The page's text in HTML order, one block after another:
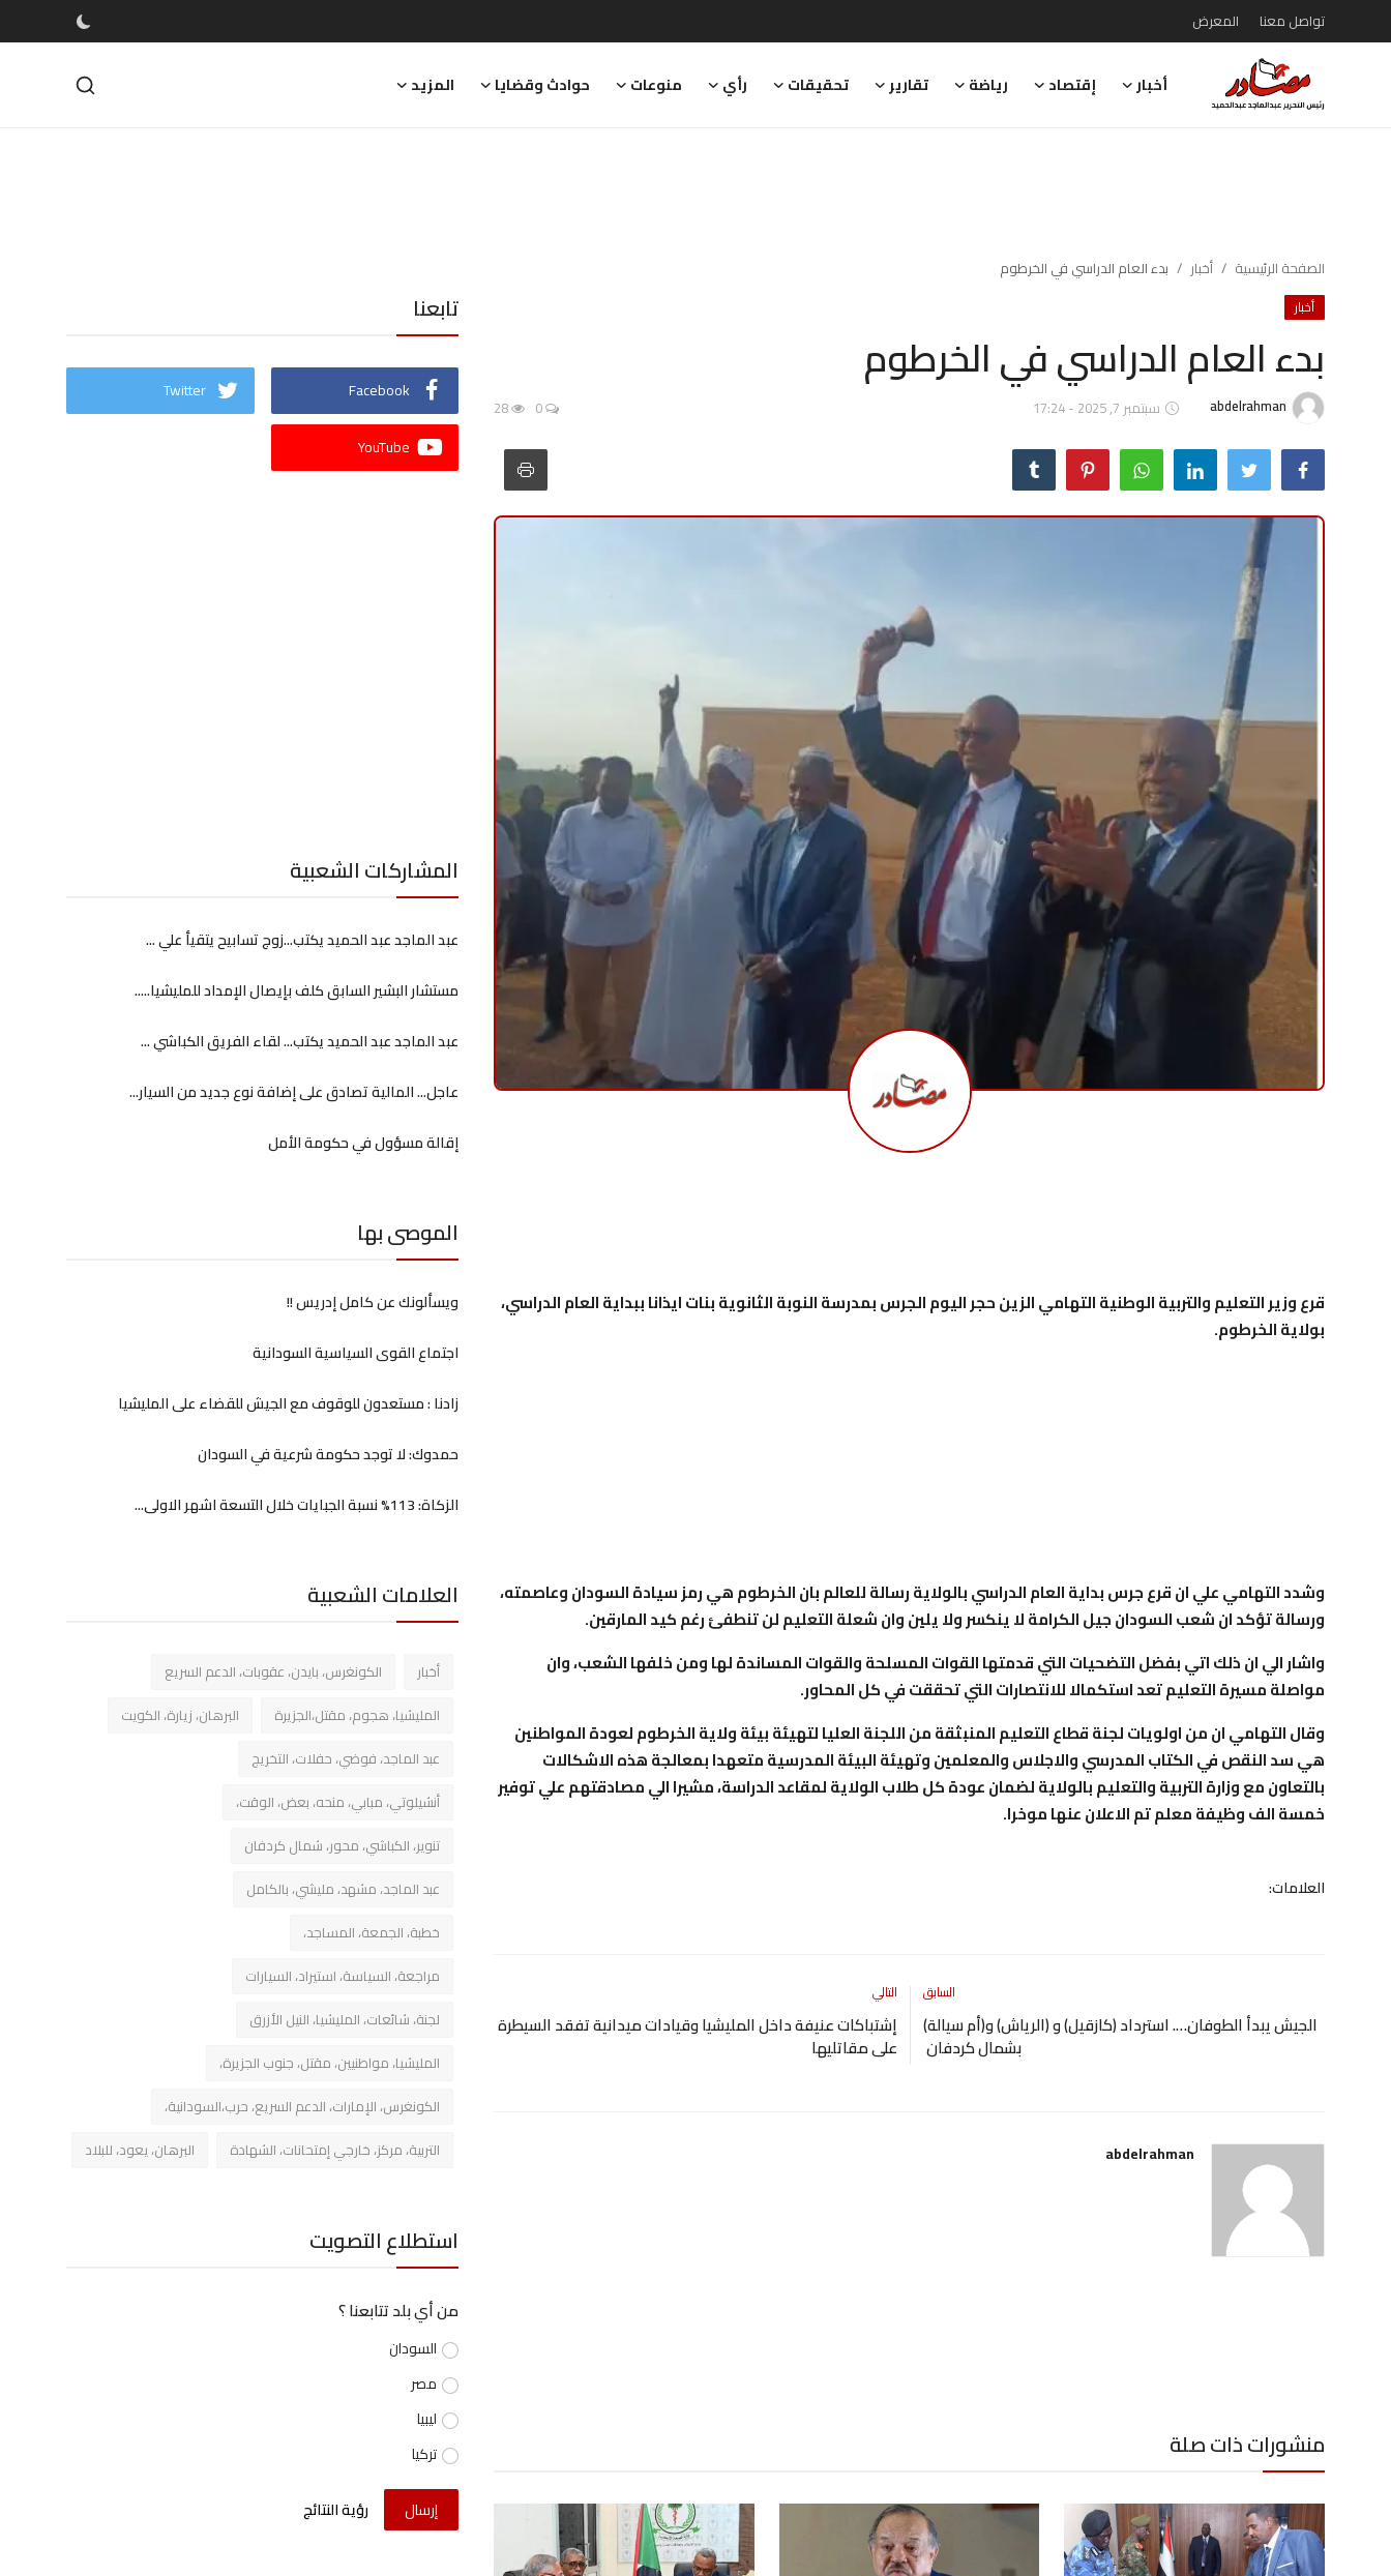
تواصل معنا المعرض
أخبار إقتصاد رياضة تقارير تحقيقات رأي منوعات حوادث وقضايا المزيد
تحقيقات
الصفحة الرئيسية أخبار بدء العام الدراسي في الخرطوم
أخبار
بدء العام الدراسي في الخرطوم
abdelrahman سبتمبر 7, 2025 - 17:24 0
28
قرع وزير التعليم والتربية الوطنية التهامي الزين حجر اليوم الجرس بمدرسة النوبة الثانوية بنات ايذانا ببداية العام الدراسي،
بولاية الخرطوم.
وشدد التهامي علي ان قرع جرس بداية العام الدراسي بالولاية رسالة للعالم بان الخرطوم هي رمز سيادة السودان وعاصمته،
ورسالة تؤكد ان شعب السودان جيل الكرامة لا ينكسر ولا يلين وان شعلة التعليم لن تنطفئ رغم كيد المارقين.
واشار الي ان ذلك اتي بفضل التضحيات التي قدمتها القوات المسلحة والقوات المساندة لها ومن خلفها الشعب، وان
مواصلة مسيرة التعليم تعد استكمالا للانتصارات التي تحققت في كل المحاور.
وقال التهامي ان من اولويات لجنة قطاع التعليم المنبثقة من اللجنة العليا لتهيئة بيئة ولاية الخرطوم لعودة المواطنين
هي سد النقص في الكتاب المدرسي والاجلاس والمعلمين وتهيئة البيئة المدرسية متعهدا بمعالجة هذه الاشكالات
بالتعاون مع وزارة التربية والتعليم بالولاية لضمان عودة كل طلاب الولاية لمقاعد الدراسة، مشيرا الي مصادقتهم علي توفير
خمسة الف وظيفة معلم تم الاعلان عنها موخرا.
العلامات:
السابق
الجيش يبدأ الطوفان…. استرداد (كازقيل) و (الرياش) و(أم سيالة)
بشمال كردفان
التالي
إشتباكات عنيفة داخل المليشيا وقيادات ميدانية تفقد السيطرة
على مقاتليها
abdelrahman
منشورات ذات صلة
تابعنا
Facebook
Twitter
YouTube
المشاركات الشعبية
عبد الماجد عبد الحميد يكتب...زوج تسابيح يتقيأ علي ...
مستشار البشير السابق كلف بإيصال الإمداد للمليشيا.....
عبد الماجد عبد الحميد يكتب... لقاء الفريق الكباشي ...
عاجل... المالية تصادق على إضافة نوع جديد من السيار...
إقالة مسؤول في حكومة الأمل
الموصى بها
ويسألونك عن كامل إدريس !!
اجتماع القوى السياسية السودانية
زادنا : مستعدون للوقوف مع الجيش للقضاء على المليشيا
حمدوك: لا توجد حكومة شرعية في السودان
الزكاة: 113% نسبة الجبايات خلال التسعة اشهر الاولى...
العلامات الشعبية
أخبار
الكونغرس، بايدن، عقوبات، الدعم السريع
المليشيا، هجوم، مقتل،الجزيرة
البرهان، زيارة، الكويت
عبد الماجد، فوضي، حفلات، التخريج
أنشيلوتي، مبابي، منحه، بعض، الوقت،
تنوير، الكباشي، محور، شمال كردفان
عبد الماجد، مشهد، مليشي، بالكامل
خطبة، الجمعة، المساجد،
مراجعة، السياسة، استيراد، السيارات
لجنة، شائعات، المليشيا، النيل الأزرق
المليشيا، مواطنيين، مقتل، جنوب الجزيرة،
الكونغرس، الإمارات، الدعم السريع، حرب،السودانية،
التربية، مركز، خارجي إمتحانات، الشهادة
البرهان، يعود، للبلاد
استطلاع التصويت
من أي بلد تتابعنا ؟
السودان
مصر
ليبيا
تركيا
إرسال رؤية النتائج